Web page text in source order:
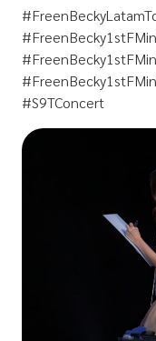
#S9TConcert